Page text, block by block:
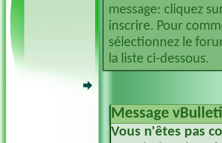
message: cliquez
inscrire. Pour
sélectionnez le
la liste ci-dessous.
Message
Vous n'êtes pas